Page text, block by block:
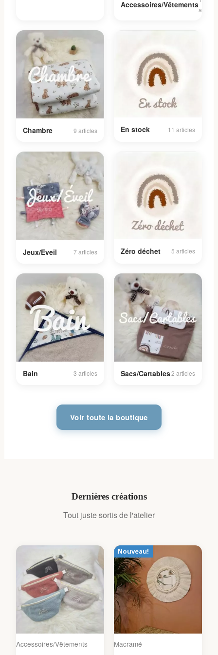
Accessoires/Vêtements
articles
Chambre 9 articles En stock 11 articles
Jeux/Eveil 7 articles Zéro déchet 5 articles
Bain 3 articles Sacs/Cartables2 articles
Voir toute la boutique
Dernières créations
Tout juste sortis de l'atelier
Accessoires/Vêtements
Nouveau!
Macramé